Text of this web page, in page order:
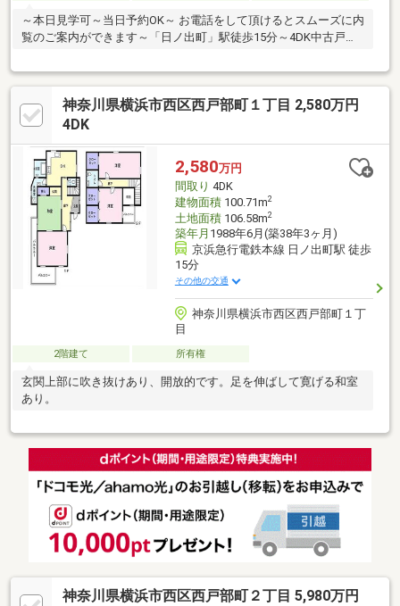
～本日見学可～当日予約OK～ お電話をして頂けるとスムーズに内
覧のご案内ができます～「日ノ出町」駅徒歩15分～4DK中古戸建
神奈川県横浜市西区西戸部町１丁目 2,580万円
4DK
2,580万円
間取り 4DK
建物面積100.71m2
土地面積106.58m2
築年月 1988年6月(築38年3ヶ月)
京浜急行電鉄本線 日ノ出町駅 徒歩
15分
その他の交通
神奈川県横浜市西区西戸部町１丁
目
2階建て 所有権
玄関上部に吹き抜けあり、開放的です。足を伸ばして寛げる和室
あり。
神奈川県横浜市西区西戸部町２丁目 5,980万円